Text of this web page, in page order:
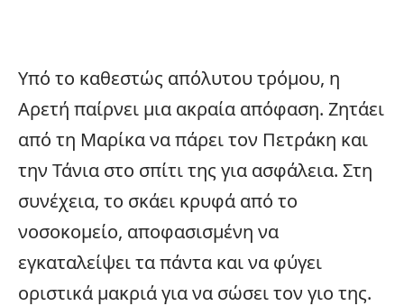
Υπό το καθεστώς απόλυτου τρόμου, η
Αρετή παίρνει μια ακραία απόφαση. Ζητάει
από τη Μαρίκα να πάρει τον Πετράκη και
την Τάνια στο σπίτι της για ασφάλεια. Στη
συνέχεια, το σκάει κρυφά από το
νοσοκομείο, αποφασισμένη να
εγκαταλείψει τα πάντα και να φύγει
οριστικά μακριά για να σώσει τον γιο της.